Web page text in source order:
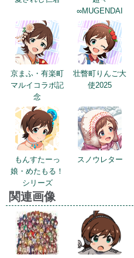
∞MUGENDAI
京まふ・有楽町
マルイコラボ記
念
壮瞥町りんご大
使2025
もんすたーっ
娘・めたもる！
シリーズ
スノウレター
関連画像